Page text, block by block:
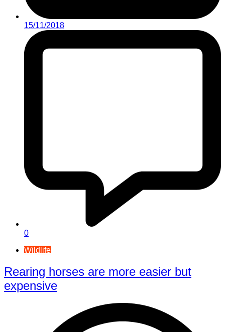
15/11/2018
0
Wildlife
Rearing horses are more easier but
expensive